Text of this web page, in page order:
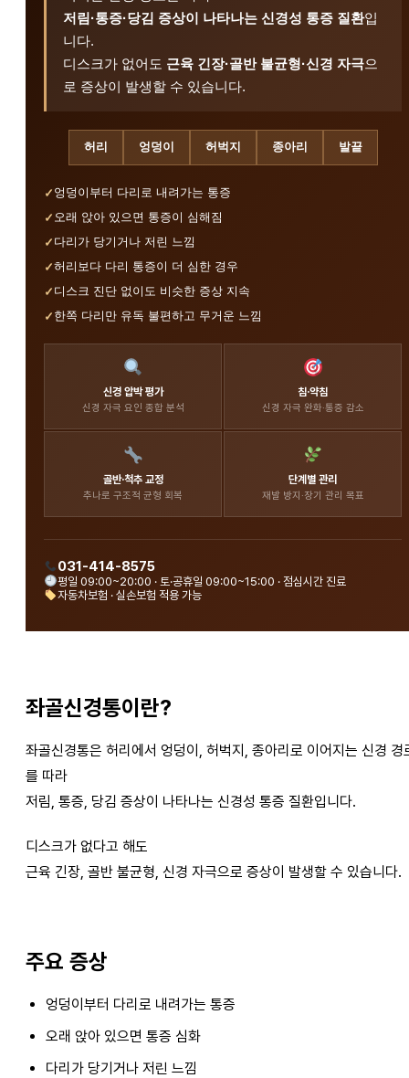
저림·통증·당김 증상이 나타나는 신경성 통증 질환입
니다.
디스크가 없어도 근육 긴장·골반 불균형·신경 자극으
로 증상이 발생할 수 있습니다.
허리 엉덩이 허벅지 종아리 발끝
엉덩이부터 다리로 내려가는 통증
오래 앉아 있으면 통증이 심해짐
다리가 당기거나 저린 느낌
허리보다 다리 통증이 더 심한 경우
디스크 진단 없이도 비슷한 증상 지속
한쪽 다리만 유독 불편하고 무거운 느낌
신경 압박 평가
신경 자극 요인 종합 분석
침·약침
신경 자극 완화·통증 감소
골반·척추 교정
추나로 구조적 균형 회복
단계별 관리
재발 방지·장기 관리 목표
031-414-8575
평일 09:00~20:00 · 토·공휴일 09:00~15:00 · 점심시간 진료
자동차보험 · 실손보험 적용 가능
좌골신경통이란?
좌골신경통은 허리에서 엉덩이, 허벅지, 종아리로 이어지는 신경 경
를 따라
저림, 통증, 당김 증상이 나타나는 신경성 통증 질환입니다.
디스크가 없다고 해도
근육 긴장, 골반 불균형, 신경 자극으로 증상이 발생할 수 있습니다.
주요 증상
엉덩이부터 다리로 내려가는 통증
오래 앉아 있으면 통증 심화
다리가 당기거나 저린 느낌